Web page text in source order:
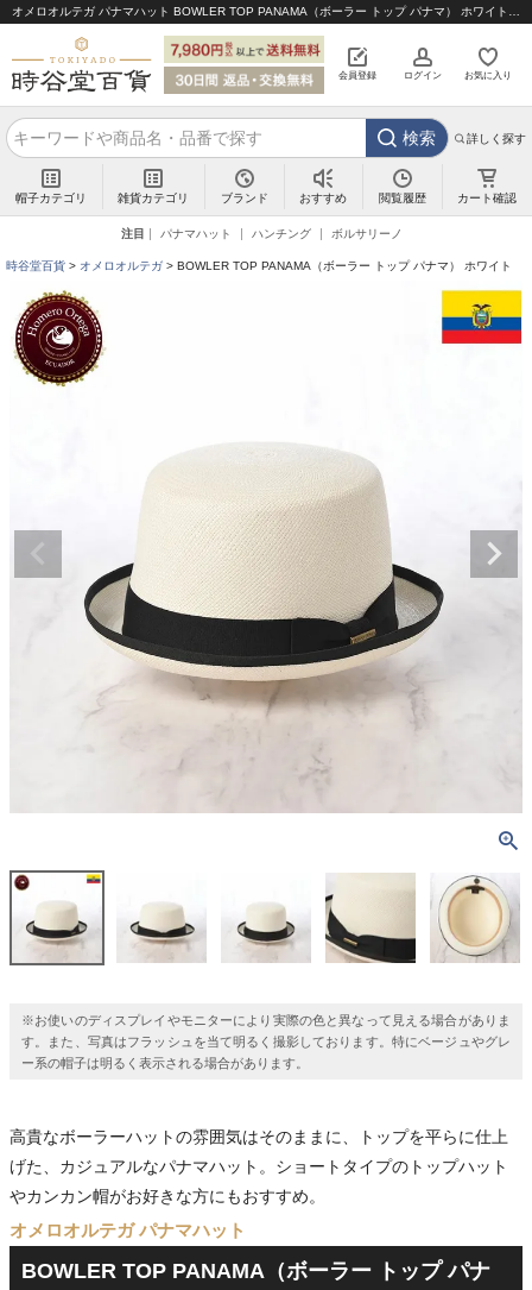
会員登録 ログイン お気に入り
検索 詳しく探す
帽子カテゴリ 雑貨カテゴリ ブランド おすすめ 閲覧履歴 カート確認
注目 パナマハット ハンチング ボルサリーノ
時谷堂百貨 オメロオルテガ BOWLER TOP PANAMA（ボーラー トップ パナマ） ホワイト
※お使いのディスプレイやモニターにより実際の色と異なって見える場合がありま
す。また、写真はフラッシュを当て明るく撮影しております。特にベージュやグレ
ー系の帽子は明るく表示される場合があります。
高貴なボーラーハットの雰囲気はそのままに、トップを平らに仕上
げた、カジュアルなパナマハット。ショートタイプのトップハット
やカンカン帽がお好きな方にもおすすめ。
オメロオルテガ パナマハット
BOWLER TOP PANAMA（ボーラー トップ パナ